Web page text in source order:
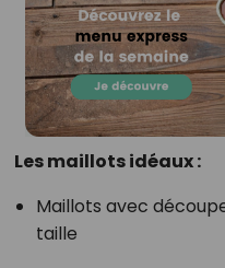
Les maillots idéaux :
Maillots avec
taille